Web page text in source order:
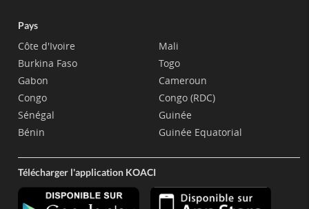
Pays
Côte d'Ivoire
Burkina Faso
Gabon
Congo
Sénégal
Bénin
Mali
Togo
Cameroun
Congo (RDC)
Guinée
Guinée Equatorial
Télécharger l'application KOACI